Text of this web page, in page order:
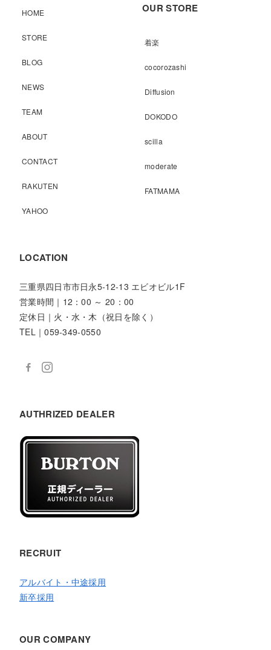
HOME
STORE
BLOG
NEWS
TEAM
ABOUT
CONTACT
RAKUTEN
YAHOO
OUR STORE
着楽
cocorozashi
Diffusion
DOKODO
scilla
moderate
FATMAMA
LOCATION
三重県四日市市日永5-12-13 エビオビル1F
営業時間｜12：00 ～ 20：00
定休日｜火・水・木（祝日を除く）
TEL｜059-349-0550
AUTHRIZED DEALER
RECRUIT
アルバイト・中途採用
新卒採用
OUR COMPANY